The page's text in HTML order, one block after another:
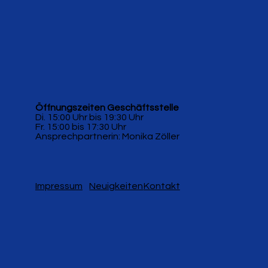
Öffnungszeiten Geschäftsstelle
Di. 15:00 Uhr bis 19:30 Uhr
Fr. 15:00 bis 17:30 Uhr
Ansprechpartnerin: Monika Zöller
Impressum NeuigkeitenKontakt